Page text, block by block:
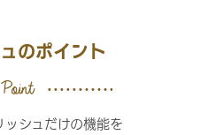
のポイント
ッシュだけの機能を